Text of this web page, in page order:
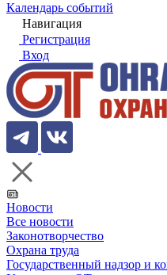
Календарь событий
Навигация
Регистрация
Вход
Новости
Все новости
Законотворчество
Охрана труда
Государственный надзор и